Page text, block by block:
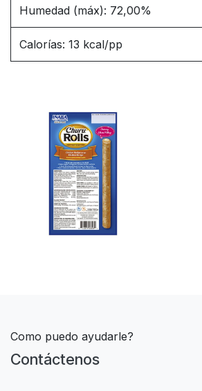
Humedad (máx): 72,00%
Calorías: 13 kcal/pp
Como puedo ayudarle?
Contáctenos